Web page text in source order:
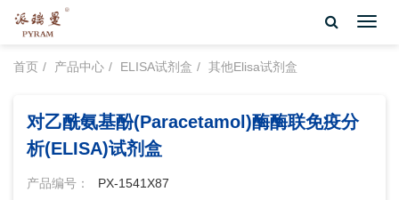
首页
产品中心 ELISA试剂盒 其他Elisa试剂盒
对乙酰氨基酚(Paracetamol)酶酶联免疫分
析(ELISA)试剂盒
产品编号：
PX-1541X87